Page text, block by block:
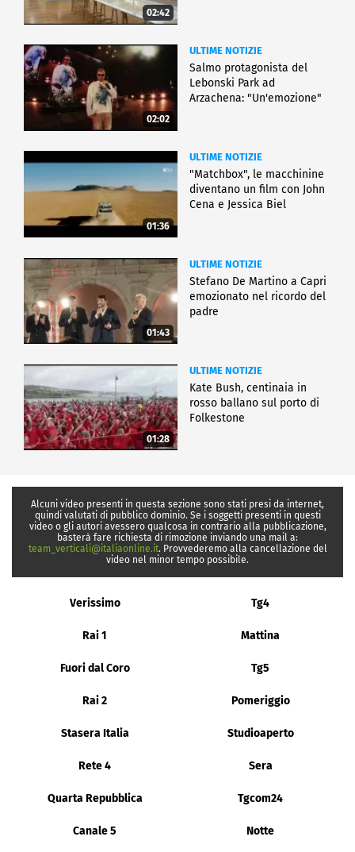
02:42
02:02
ULTIME NOTIZIE
Salmo protagonista del
Lebonski Park ad
Arzachena: "Un'emozione"
01:36
ULTIME NOTIZIE
"Matchbox", le macchinine
diventano un film con John
Cena e Jessica Biel
01:43
ULTIME NOTIZIE
Stefano De Martino a Capri
emozionato nel ricordo del
padre
01:28
ULTIME NOTIZIE
Kate Bush, centinaia in
rosso ballano sul porto di
Folkestone
Alcuni video presenti in questa sezione sono stati presi da internet,
quindi valutati di pubblico dominio. Se i soggetti presenti in questi
video o gli autori avessero qualcosa in contrario alla pubblicazione,
basterà fare richiesta di rimozione inviando una mail a:
team_verticali@italiaonline.it. Provvederemo alla cancellazione del
video nel minor tempo possibile.
Verissimo Tg4
Rai 1 Mattina
Fuori dal Coro Tg5
Rai 2 Pomeriggio
Stasera Italia Studioaperto
Rete 4 Sera
Quarta Repubblica Tgcom24
Canale 5 Notte